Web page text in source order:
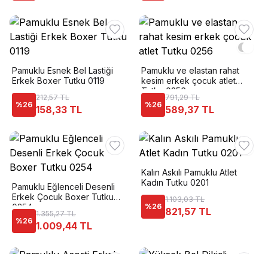
Pamuklu Esnek Bel Lastiği
Erkek Boxer Tutku 0119
%26
212,57 TL
158,33 TL
Pamuklu ve elastan rahat
kesim erkek çocuk atlet
Tutku 0256
%26
791,29 TL
589,37 TL
Pamuklu Eğlenceli Desenli
Erkek Çocuk Boxer Tutku
0254
%26
1.355,27 TL
1.009,44 TL
Kalın Askılı Pamuklu Atlet
Kadın Tutku 0201
%26
1.103,03 TL
821,57 TL